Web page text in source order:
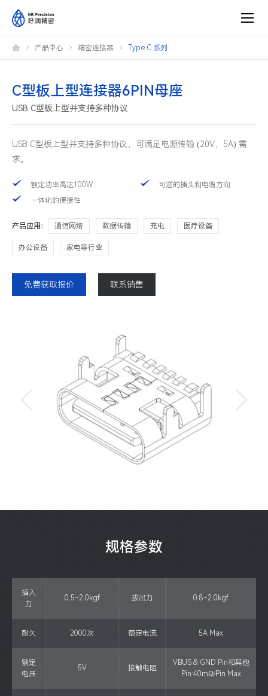
板
产品中心 精密连接器 Type C 系列
C型板上型连接器6PIN母座
USB C型板上型并支持多种协议
USB C型板上型并支持多种协议，可满足电源传输 (20V，5A) 需
求。
额定功率高达100W
可逆的插头和电缆方向
一体化的便捷性
产品应用： 通信网络 数据传输 充电 医疗设备
办公设备 家电等行业
免费获取报价 联系销售
规格参数
插入
力
0.5~2.0kgf 拔出力 0.8~2.0kgf
耐久 2000次 额定电流 5A Max
额定
电压
5V 接触电阻
VBUS & GND Pin和其他
Pin:40mΩ/Pin Max